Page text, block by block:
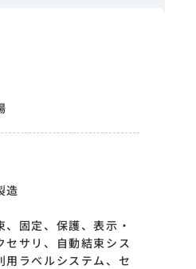
造
固定、保護、表示・
サリ、自動結束シス
用ラベルシステム、セ